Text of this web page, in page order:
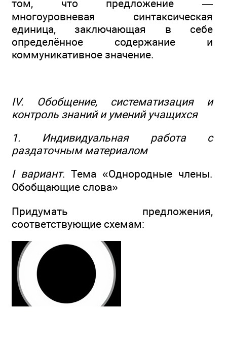
том, что предложение —
многоуровневая синтаксическая
единица, заключающая в себе
определённое содержание и
коммуникативное значение.
IV. Обобщение, систематизация и
контроль знаний и умений учащихся
1. Индивидуальная работа с
раздаточным материалом
I вариант. Тема «Однородные члены.
Обобщающие слова»
Придумать предложения,
соответствующие схемам: